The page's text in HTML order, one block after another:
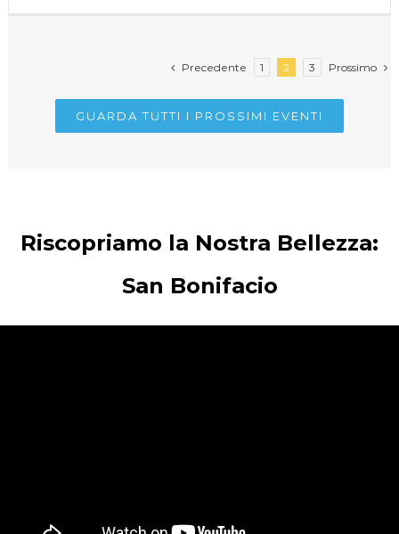
Precedente 1 2 3 Prossimo
GUARDA TUTTI I PROSSIMI EVENTI
Riscopriamo la Nostra Bellezza:
San Bonifacio